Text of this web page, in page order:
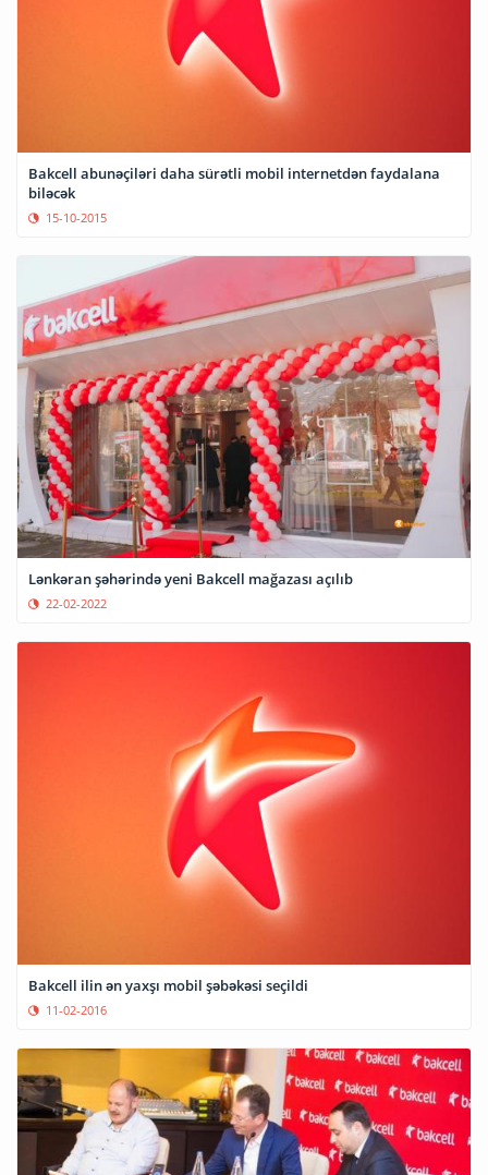
Bakcell abunəçiləri daha sürətli mobil internetdən faydalana
biləcək
15-10-2015
Lənkəran şəhərində yeni Bakcell mağazası açılıb
22-02-2022
Bakcell ilin ən yaxşı mobil şəbəkəsi seçildi
11-02-2016